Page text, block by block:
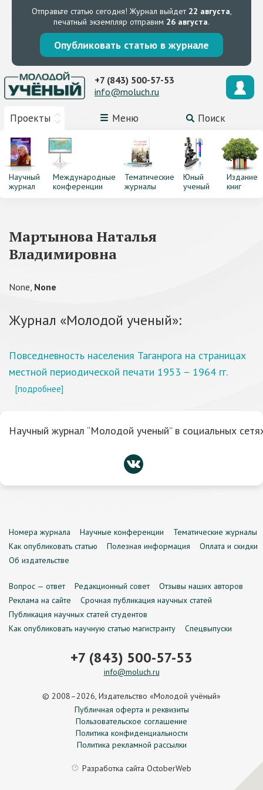
Отправьте статью сегодня! Журнал выйдет 22 августа,
печатный экземпляр отправим 26 августа.
Опубликовать статью в журнале
Проекты Меню Поиск
+7 (843) 500-57-53
info@moluch.ru
Научный
журнал
Международные
конференции
Тематические
журналы
Юный
ученый
Издание
книг
Мартынова Наталья
Владимировна
None, None
Журнал «Молодой ученый»:
Повседневность населения Таганрога на страницах
местной периодической печати 1953 – 1964 гг.
[подробнее]
Научный журнал “Молодой ученый” в социальных
Номера журнала Научные конференции
Тематические журналы
Как опубликовать статью
Полезная информация
Оплата и скидки
Об издательстве
Вопрос — ответ Редакционный совет
Отзывы наших авторов
Реклама на сайте
Срочная публикация научных статей
Публикация научных статей студентов
Как опубликовать научную статью магистранту
Спецвыпуски
+7 (843) 500-57-53
info@moluch.ru
© 2008–2026, Издательство «Молодой учёный»
Публичная оферта и реквизиты
Пользовательское соглашение
Политика конфиденциальности
Политика рекламной рассылки
Разработка сайта OctoberWeb